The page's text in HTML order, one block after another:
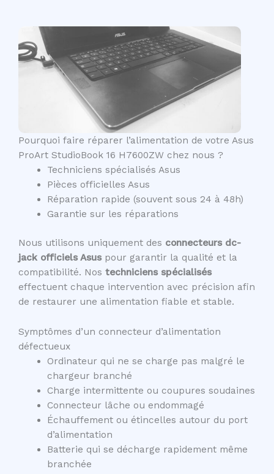
Pourquoi faire réparer l’alimentation de votre Asus
ProArt StudioBook 16 H7600ZW chez nous ?
Techniciens spécialisés Asus
Pièces officielles Asus
Réparation rapide (souvent sous 24 à 48h)
Garantie sur les réparations
Nous utilisons uniquement des connecteurs dc-
jack officiels Asuspour garantir la qualité et la
compatibilité. Nos techniciens spécialisés
effectuent chaque intervention avec précision afin
de restaurer une alimentation fiable et stable.
Symptômes d’un connecteur d’alimentation
défectueux
Ordinateur qui ne se charge pas malgré le
chargeur branché
Charge intermittente ou coupures soudaines
Connecteur lâche ou endommagé
Échauffement ou étincelles autour du port
d’alimentation
Batterie qui se décharge rapidement même
branchée